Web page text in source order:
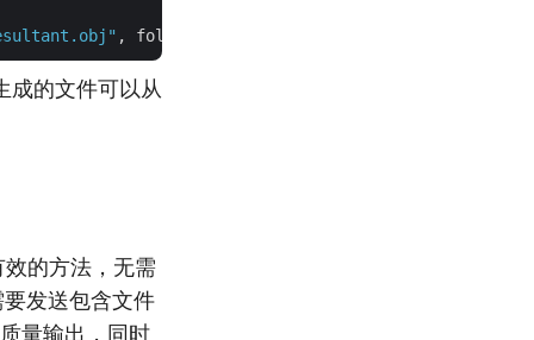
, folder,
成的文件可以从
的方法，无需
发送包含文件
量输出，同时